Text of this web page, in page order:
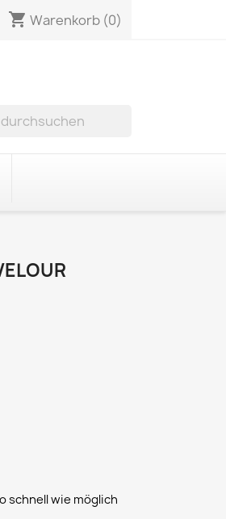
shopping_cart Warenkorb (0)
schnell wie möglich